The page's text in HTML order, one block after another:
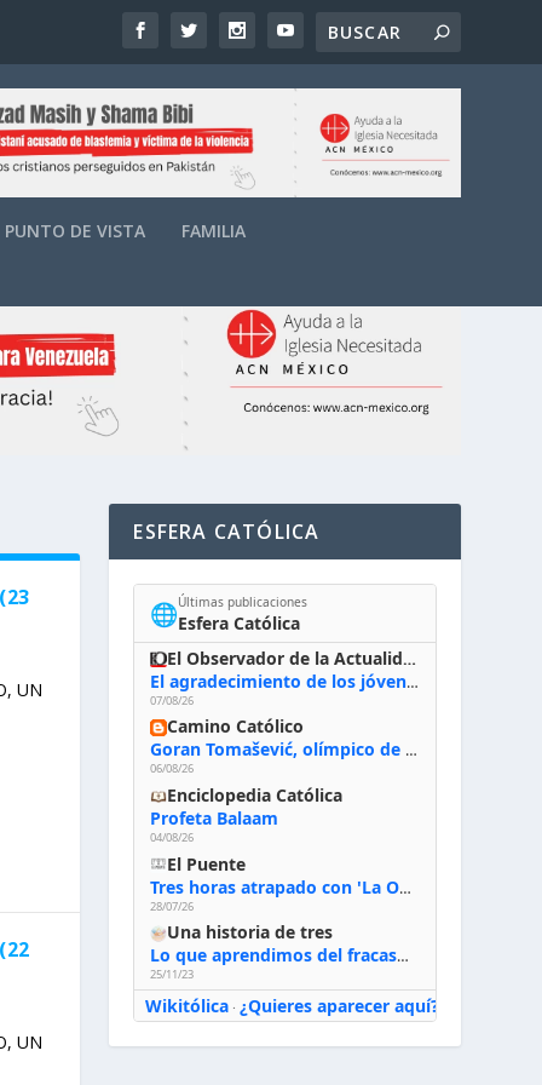
PUNTO DE VISTA FAMILIA
UN
UN
ESFERA CATÓLICA
🌐Últimas publicaciones
Esfera Católica
El Observador de la Actualidad
El agradecimiento de los jóvenes al Papa: «Hoy nos sentimos Iglesia»
07/08/26
Camino Católico
Goran Tomašević, olímpico de waterpolo: «Al terminar el Camino de Santiago entregué mi vida a Cristo; hablé con Dios y le dije: ‘Estoy listo; estoy a tu servicio. Puedo llevar lo que sea necesario para ti’»
06/08/26
Enciclopedia Católica
Profeta Balaam
04/08/26
El Puente
Tres horas atrapado con 'La Odisea' de Nolan
28/07/26
Una historia de tres
Lo que aprendimos del fracaso al emprender
25/11/23
Wikitólica· ¿Quieres aparecer aquí?